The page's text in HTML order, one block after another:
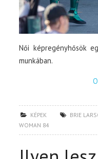
Női képregényhősök
munkában.
KÉPEK BRIE
WOMAN 84